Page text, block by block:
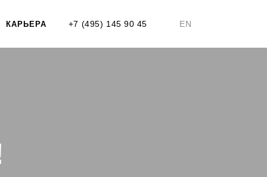
+7 (495) 145 90 45 EN
КАРЬЕРА